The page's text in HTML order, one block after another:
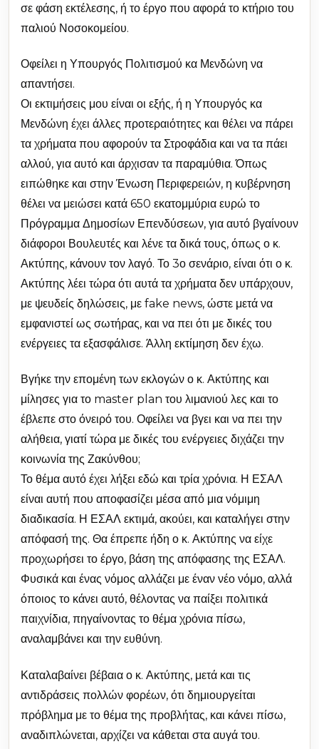
σε φάση εκτέλεσης, ή το έργο που αφορά το κτήριο του
παλιού Νοσοκομείου.
Οφείλει η Υπουργός Πολιτισμού κα Μενδώνη να
απαντήσει.
Οι εκτιμήσεις μου είναι οι εξής, ή η Υπουργός κα
Μενδώνη έχει άλλες προτεραιότητες και θέλει να πάρει
τα χρήματα που αφορούν τα Στροφάδια και να τα πάει
αλλού, για αυτό και άρχισαν τα παραμύθια. Όπως
ειπώθηκε και στην Ένωση Περιφερειών, η κυβέρνηση
θέλει να μειώσει κατά 650 εκατομμύρια ευρώ το
Πρόγραμμα Δημοσίων Επενδύσεων, για αυτό βγαίνουν
διάφοροι Βουλευτές και λένε τα δικά τους, όπως ο κ.
Ακτύπης, κάνουν τον λαγό. Το 3ο σενάριο, είναι ότι ο κ.
Ακτύπης λέει τώρα ότι αυτά τα χρήματα δεν υπάρχουν,
με ψευδείς δηλώσεις, με fake news, ώστε μετά να
εμφανιστεί ως σωτήρας, και να πει ότι με δικές του
ενέργειες τα εξασφάλισε. Άλλη εκτίμηση δεν έχω.
Βγήκε την επομένη των εκλογών ο κ. Ακτύπης και
μίλησες για το master plan του λιμανιού λες και το
έβλεπε στο όνειρό του. Οφείλει να βγει και να πει την
αλήθεια, γιατί τώρα με δικές του ενέργειες διχάζει την
κοινωνία της Ζακύνθου;
Το θέμα αυτό έχει λήξει εδώ και τρία χρόνια. Η ΕΣΑΛ
είναι αυτή που αποφασίζει μέσα από μια νόμιμη
διαδικασία. Η ΕΣΑΛ εκτιμά, ακούει, και καταλήγει στην
απόφασή της. Θα έπρεπε ήδη ο κ. Ακτύπης να είχε
προχωρήσει το έργο, βάση της απόφασης της ΕΣΑΛ.
Φυσικά και ένας νόμος αλλάζει με έναν νέο νόμο, αλλά
όποιος το κάνει αυτό, θέλοντας να παίξει πολιτικά
παιχνίδια, πηγαίνοντας το θέμα χρόνια πίσω,
αναλαμβάνει και την ευθύνη.
Καταλαβαίνει βέβαια ο κ. Ακτύπης, μετά και τις
αντιδράσεις πολλών φορέων, ότι δημιουργείται
πρόβλημα με το θέμα της προβλήτας, και κάνει πίσω,
αναδιπλώνεται, αρχίζει να κάθεται στα αυγά του.